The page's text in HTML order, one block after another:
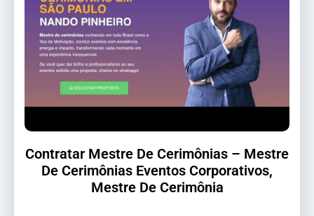
Contratar Mestre De Cerimônias – Mestre
De Cerimônias Eventos Corporativos,
Mestre De Cerimônia